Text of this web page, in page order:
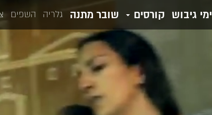
ימי גיבוש קורסים שובר מתנה גלריה השפים